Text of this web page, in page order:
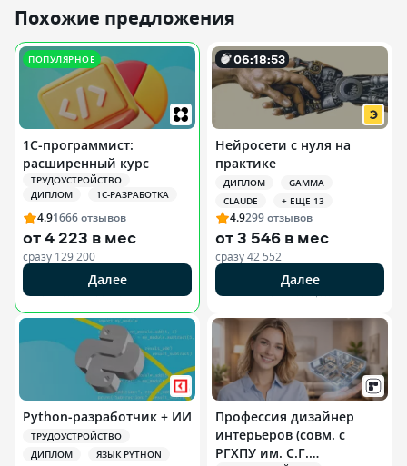
Похожие предложения
ПОПУЛЯРНОЕ
1С-программист:
расширенный курс
ТРУДОУСТРОЙСТВО
ДИПЛОМ
1С-РАЗРАБОТКА
4.91666отзывов
от4 223 в мес
сразу 129 200
Далее
06:18:52
Нейросети с нуля на
практике
ДИПЛОМ
GAMMA
CLAUDE
+ ЕЩЕ 13
4.9299отзывов
от3 546 в мес
сразу42 552
Далее
Python-разработчик + ИИ
ТРУДОУСТРОЙСТВО
ДИПЛОМ
ЯЗЫК PYTHON
Профессия дизайнер
интерьеров (совм. с
РГХПУ им. С.Г.